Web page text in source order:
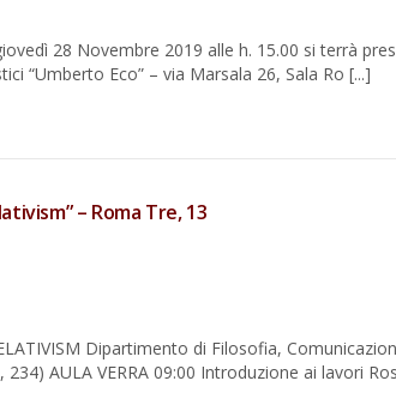
28 Novembre 2019 alle h. 15.00 si terrà
“Umberto Eco” – via Marsala 26, Sala Ro [...]
– Roma Tre, 13
Dipartimento di Filosofia,
AULA VERRA 09:00 Introduzione ai lavori